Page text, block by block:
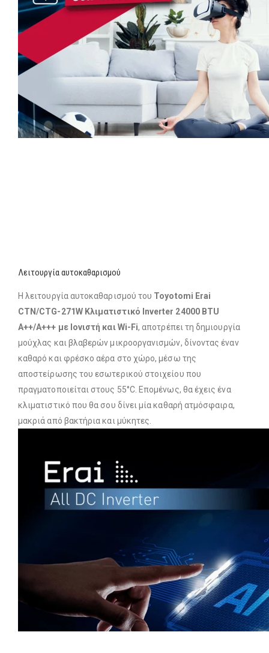
Λειτουργία αυτοκαθαρισμού
Η λειτουργία αυτοκαθαρισμού του Toyotomi Erai
CTN/CTG-271W Κλιματιστικό Inverter 24000 BTU
A++/A+++ με Ιονιστή και Wi-Fi, αποτρέπει τη δημιουργία
μούχλας και βλαβερών μικροοργανισμών, δίνοντας έναν
καθαρό και φρέσκο αέρα στο χώρο, μέσω της
αποστείρωσης του εσωτερικού στοιχείου που
πραγματοποιείται στους 55°C. Επομένως, θα έχεις ένα
κλιματιστικό που θα σου δίνει μία καθαρή ατμόσφαιρα,
μακριά από βακτήρια και μύκητες.